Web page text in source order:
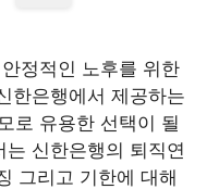
정적인 노후를 위한
한은행에서 제공하는
로 유용한 선택이 될
신한은행의 퇴직연
그리고 기한에 대해